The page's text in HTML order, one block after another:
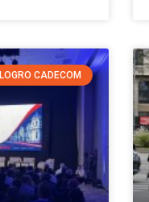
LOGRO CADECOM